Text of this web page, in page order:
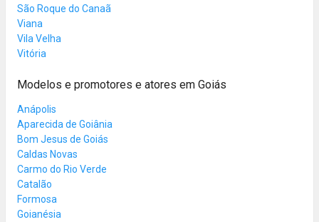
São Roque do Canaã
Viana
Vila Velha
Vitória
Modelos e promotores e atores em Goiás
Anápolis
Aparecida de Goiânia
Bom Jesus de Goiás
Caldas Novas
Carmo do Rio Verde
Catalão
Formosa
Goianésia